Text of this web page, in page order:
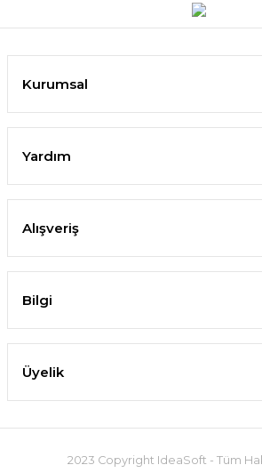
Kurumsal
Yardım
Alışveriş
Bilgi
Üyelik
2023 Copyright IdeaSoft - Tüm